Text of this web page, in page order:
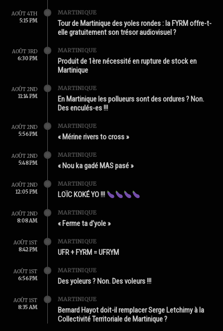
AOÛT 4TH
5:15 PM
MARTINIQUE
Tour de Martinique des yoles rondes : la FYRM offre-t-
elle gratuitement son trésor audiovisuel ?
AOÛT 3RD
6:30 PM
MARTINIQUE
Produit de 1ère nécessité en rupture de stock en
Martinique
AOÛT 2ND
11:14 PM
MARTINIQUE
En Martinique les pollueurs sont des ordures ? Non.
Des enculés-es !!!
AOÛT 2ND
5:56 PM
MARTINIQUE
« Mérine rivers to cross »
AOÛT 2ND
5:48 PM
MARTINIQUE
« Nou ka gadé MAS pasé »
AOÛT 2ND
12:05 PM
MARTINIQUE
LOÏC KOKÉ YO !!!
AOÛT 2ND
8:08 AM
MARTINIQUE
« Ferme ta d’yole »
AOÛT 1ST
8:42 PM
MARTINIQUE
UFR + FYRM = UFRYM
AOÛT 1ST
6:56 PM
MARTINIQUE
Des yoleurs ? Non. Des voleurs !!!
AOÛT 1ST
8:35 AM
MARTINIQUE
Bernard Hayot doit-il remplacer Serge Letchimy à la
Collectivité Territoriale de Martinique ?